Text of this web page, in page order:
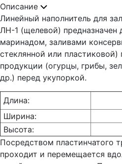
Описание
Линейный наполнитель для
ЛН-1 (щелевой) предназначен
маринадом, заливами
стеклянной или пластиковой)
продукции (огурцы, грибы,
др.) перед укупоркой.
Длина:
Ширина:
Высота:
Посредством пластинчатого
проходит и перемещается